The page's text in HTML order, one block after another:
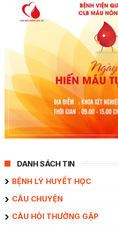
DANH SÁCH TIN
BỆNH LÝ HUYẾT HỌC
CÂU CHUYỆN
CÂU HỎI THƯỜNG GẶP